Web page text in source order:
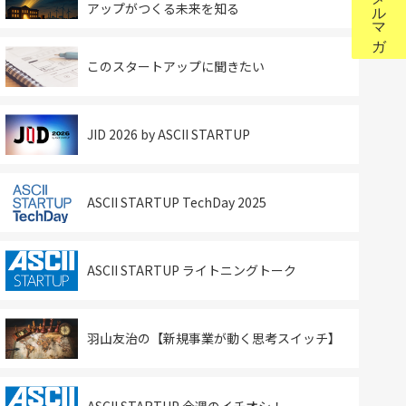
アップがつくる未来を知る
このスタートアップに聞きたい
JID 2026 by ASCII STARTUP
ASCII STARTUP TechDay 2025
ASCII STARTUP ライトニングトーク
羽山友治の【新規事業が動く思考スイッチ】